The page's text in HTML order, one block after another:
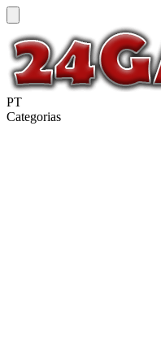
PT
Categorias